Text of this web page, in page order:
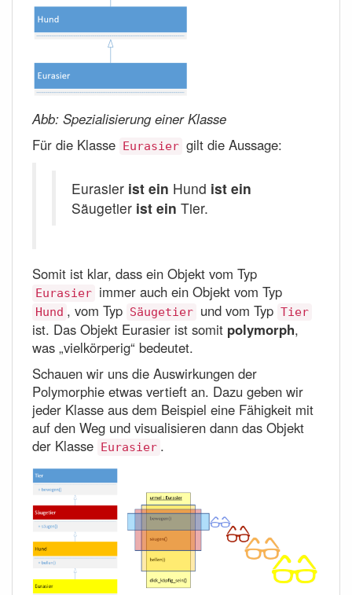
Abb: Spezialisierung einer Klasse
Für die Klasse
Eurasier gilt die Aussage:
Eurasier ist ein Hund ist ein
Säugetier ist ein Tier.
Somit ist klar, dass ein Objekt vom Typ
Eurasier immer auch ein Objekt vom Typ
Hund , vom Typ Säugetier und vom Typ Tier
ist. Das Objekt Eurasier ist somit polymorph,
was „vielkörperig“ bedeutet.
Schauen wir uns die Auswirkungen der
Polymorphie etwas vertieft an. Dazu geben wir
jeder Klasse aus dem Beispiel eine Fähigkeit mit
auf den Weg und visualisieren dann das Objekt
der Klasse
Eurasier .